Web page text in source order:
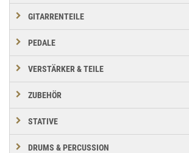
GITARRENTEILE
PEDALE
VERSTÄRKER & TEILE
ZUBEHÖR
STATIVE
DRUMS & PERCUSSION